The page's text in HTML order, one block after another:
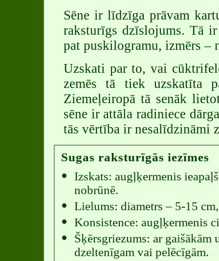
Sēne ir līdzīga prāvam
raksturīgs dzīslojums. Tā
pat puskilogramu, izmērs –
Uzskati par to, vai
zemēs tā tiek uzskatīta
Ziemeļeiropā tā senāk
sēne ir attāla radiniece
tās vērtība ir nesalīdzināmi
Sugas raksturīgās iezīmes
Izskats: augļķermenis
nobrūnē.
Lielums: diametrs – 5-15
Konsistence: augļķermenis
Šķērsgriezums: ar
dzeltenīgam vai pelēcīgām.